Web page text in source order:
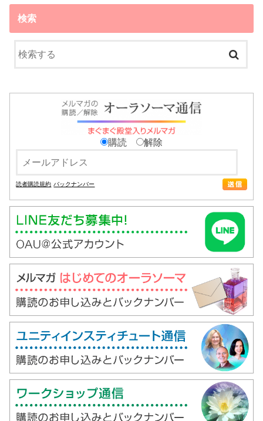
検索
購読 解除
読者購読規約 バックナンバー